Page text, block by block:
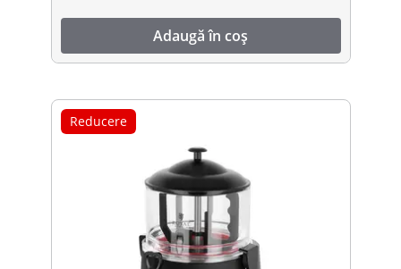
Adaugă în coș
Reducere